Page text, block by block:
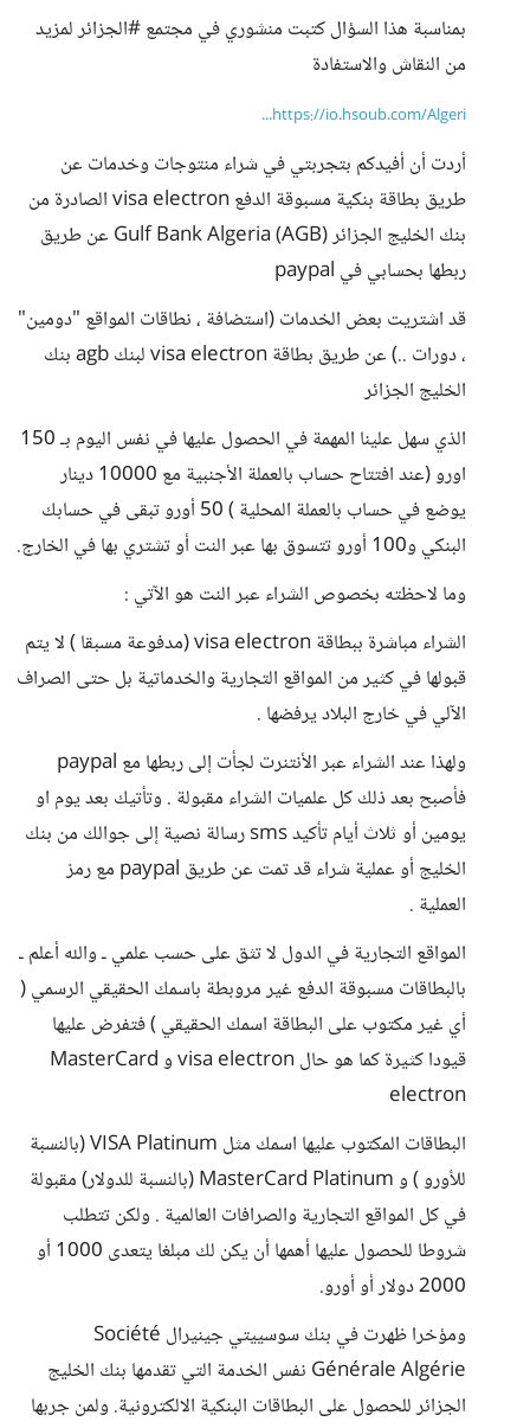
بمناسبة هذا السؤال كتبت منشوري في مجتمع #الجزائر لمزيد
من النقاش والاستفادة
https://io.hsoub.com/Algeri...
أردت أن أفيدكم بتجربتي في شراء منتوجات وخدمات عن
طريق بطاقة بنكية مسبوقة الدفع visa electron الصادرة من
بنك الخليج الجزائر Gulf Bank Algeria (AGB) عن طريق
ربطها بحسابي في paypal
قد اشتريت بعض الخدمات (استضافة ، نطاقات المواقع "دومين"
، دورات ..) عن طريق بطاقة visa electron لبنك agb بنك
الخليج الجزائر
الذي سهل علينا المهمة في الحصول عليها في نفس اليوم بـ 150
اورو (عند افتتاح حساب بالعملة الأجنبية مع 10000 دينار
يوضع في حساب بالعملة المحلية ) 50 أورو تبقى في حسابك
البنكي و100 أورو تتسوق بها عبر النت أو تشتري بها في الخارج.
وما لاحظته بخصوص الشراء عبر النت هو الآتي :
الشراء مباشرة ببطاقة visa electron (مدفوعة مسبقا ) لا يتم
قبولها في كثير من المواقع التجارية والخدماتية بل حتى الصراف
الآلي في خارج البلاد يرفضها .
ولهذا عند الشراء عبر الأنتنرت لجأت إلى ربطها مع paypal
فأصبح بعد ذلك كل علميات الشراء مقبولة . وتأتيك بعد يوم او
يومين أو ثلاث أيام تأكيد sms رسالة نصية إلى جوالك من بنك
الخليج أو عملية شراء قد تمت عن طريق paypal مع رمز
العملية .
المواقع التجارية في الدول لا تثق على حسب علمي ـ والله أعلم ـ
بالبطاقات مسبوقة الدفع غير مروبطة باسمك الحقيقي الرسمي (
أي غير مكتوب على البطاقة اسمك الحقيقي ) فتفرض عليها
قيودا كثيرة كما هو حال visa electron و MasterCard
electron
البطاقات المكتوب عليها اسمك مثل VISA Platinum (بالنسبة
للأورو ) و MasterCard Platinum (بالنسبة للدولار) مقبولة
في كل المواقع التجارية والصرافات العالمية . ولكن تتطلب
شروطا للحصول عليها أهمها أن يكن لك مبلغا يتعدى 1000 أو
2000 دولار أو أورو.
ومؤخرا ظهرت في بنك سوسييتي جينيرال Société
Générale Algérie نفس الخدمة التي تقدمها بنك الخليج
الجزائر للحصول على البطاقات البنكية الالكترونية. ولمن جربها